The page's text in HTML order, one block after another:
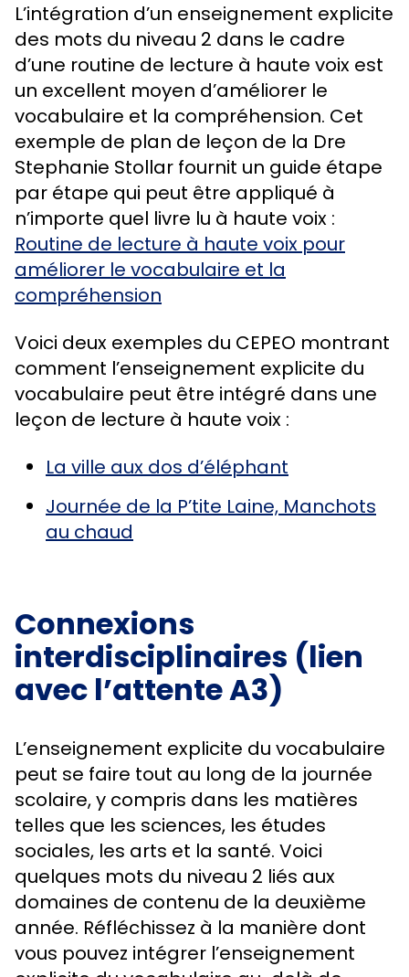
L’intégration d’un enseignement explicite
des mots du niveau 2 dans le cadre
d’une routine de lecture à haute voix est
un excellent moyen d’améliorer le
vocabulaire et la compréhension. Cet
exemple de plan de leçon de la Dre
Stephanie Stollar fournit un guide étape
par étape qui peut être appliqué à
n’importe quel livre lu à haute voix :
Routine de lecture à haute voix pour
améliorer le vocabulaire et la
compréhension
Voici deux exemples du CEPEO montrant
comment l’enseignement explicite du
vocabulaire peut être intégré dans une
leçon de lecture à haute voix :
La ville aux dos d’éléphant
Journée de la P’tite Laine, Manchots
au chaud
Connexions
interdisciplinaires (lien
avec l’attente A3)
L’enseignement explicite du vocabulaire
peut se faire tout au long de la journée
scolaire, y compris dans les matières
telles que les sciences, les études
sociales, les arts et la santé. Voici
quelques mots du niveau 2 liés aux
domaines de contenu de la deuxième
année. Réfléchissez à la manière dont
vous pouvez intégrer l’enseignement